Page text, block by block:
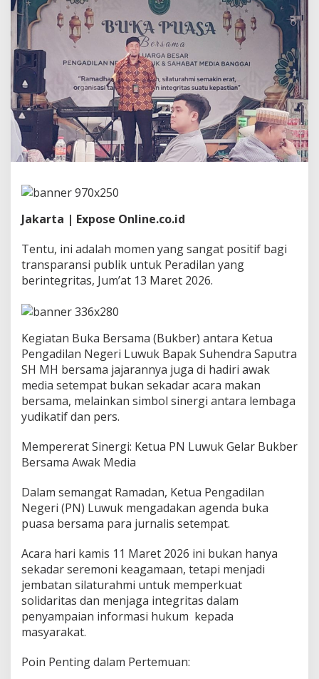
L
u
w
u
k
B
e
s
a
m
k
e
i
a
g
n
S
i
l
r
a
m
J
u
a
S
o
l
i
d
i
Jakarta | Expose Online.co.id
Tentu, ini adalah momen yang sangat positif bagi
transparansi publik untuk Peradilan yang
berintegritas, Jum’at 13 Maret 2026.
Kegiatan Buka Bersama (Bukber) antara Ketua
Pengadilan Negeri Luwuk Bapak Suhendra Saputra
SH MH bersama jajarannya juga di hadiri awak
media setempat bukan sekadar acara makan
bersama, melainkan simbol sinergi antara lembaga
yudikatif dan pers.
​​Mempererat Sinergi: Ketua PN Luwuk Gelar Bukber
Bersama Awak Media
​Dalam semangat Ramadan, Ketua Pengadilan
Negeri (PN) Luwuk mengadakan agenda buka
puasa bersama para jurnalis setempat.
Acara hari kamis 11 Maret 2026 ini bukan hanya
sekadar seremoni keagamaan, tetapi menjadi
jembatan silaturahmi untuk memperkuat
solidaritas dan menjaga integritas dalam
penyampaian informasi hukum kepada
masyarakat.
​Poin Penting dalam Pertemuan: